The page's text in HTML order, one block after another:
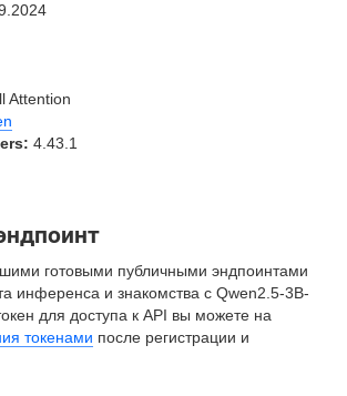
Attention
4.43.1
готовыми публичными эндпоинтами
инференса и знакомства с Qwen2.5-3B-
для доступа к API вы можете на
токенами после регистрации и